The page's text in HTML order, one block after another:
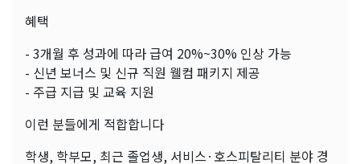
혜택
- 3개월 후 성과에 따라 급여 20%~30% 인상 가능
- 신년 보너스 및 신규 직원 웰컴 패키지 제공
- 주급 지급 및 교육 지원
이런 분들에게 적합합니다
학생, 학부모, 최근 졸업생, 서비스·호스피탈리티 분야 경